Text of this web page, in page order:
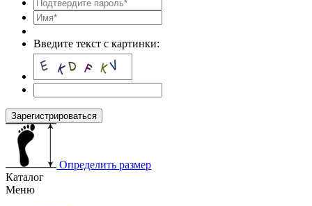
Введите текст с картинки:
Зарегистрироваться
Определить размер
Каталог
Меню